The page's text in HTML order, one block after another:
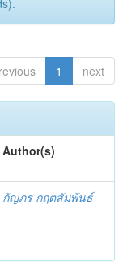
1 next
Author(s)
กัญภร กฤตสัมพันธ์